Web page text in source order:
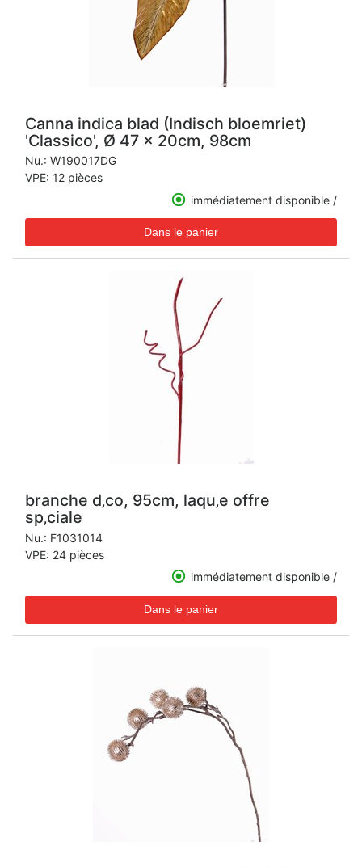
Canna indica blad (Indisch bloemriet)
'Classico', Ø 47 x 20cm, 98cm
Nu.: W190017DG
VPE: 12 pièces
immédiatement disponible /
branche d‚co, 95cm, laqu‚e offre
sp‚ciale
Nu.: F1031014
VPE: 24 pièces
immédiatement disponible /